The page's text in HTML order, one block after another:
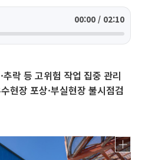
00:00 / 02:10
락 등 고위험 작업 집중 관리
현장 포상·부실현장 불시점검